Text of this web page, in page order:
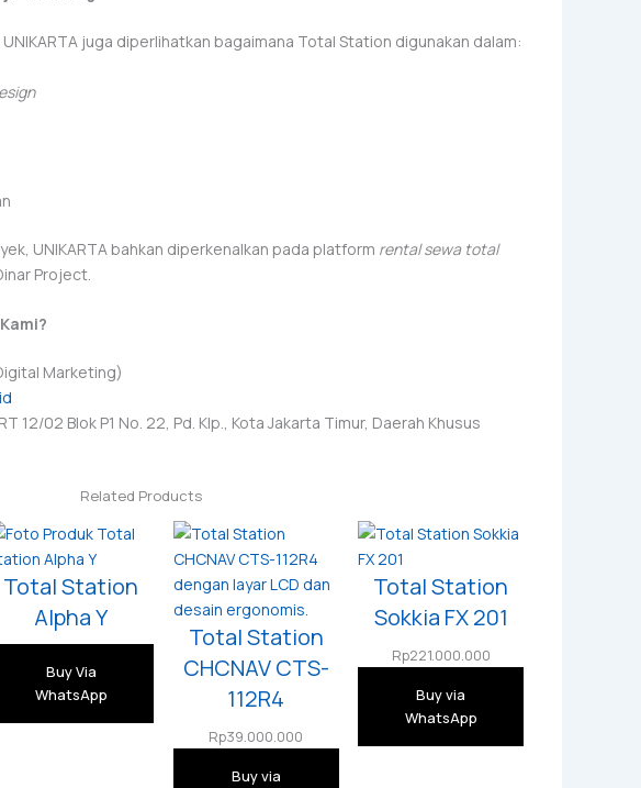
juga diperlihatkan bagaimana Total Station digunakan dalam:
UNIKARTA bahkan diperkenalkan pada platform rental sewa total
Project.
Marketing)
12/02 Blok P1 No. 22, Pd. Klp., Kota Jakarta Timur, Daerah Khusus
Related Products
Total Station
Alpha Y
Buy Via
WhatsApp
Total Station
CHCNAV CTS-
112R4
Rp39.000.000
Buy via
Total Station
Sokkia FX 201
Rp221.000.000
Buy via
WhatsApp